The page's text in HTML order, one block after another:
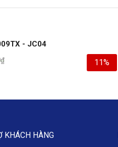
- JC04
₫ 11%
KHÁCH HÀNG